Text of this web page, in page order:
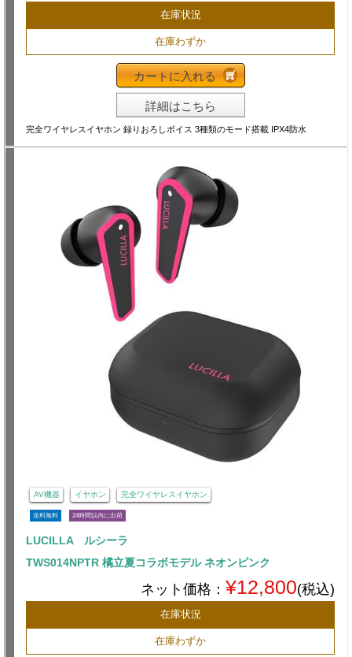
在庫状況
在庫わずか
カートに入れる
詳細はこちら
完全ワイヤレスイヤホン 録りおろしボイス 3種類のモード搭載 IPX4防水
AV機器 イヤホン 完全ワイヤレスイヤホン
送料無料 24時間以内に出荷
LUCILLA ルシーラ
TWS014NPTR 橘立夏コラボモデル ネオンピンク
ネット価格： ¥12,800(税込)
在庫状況
在庫わずか